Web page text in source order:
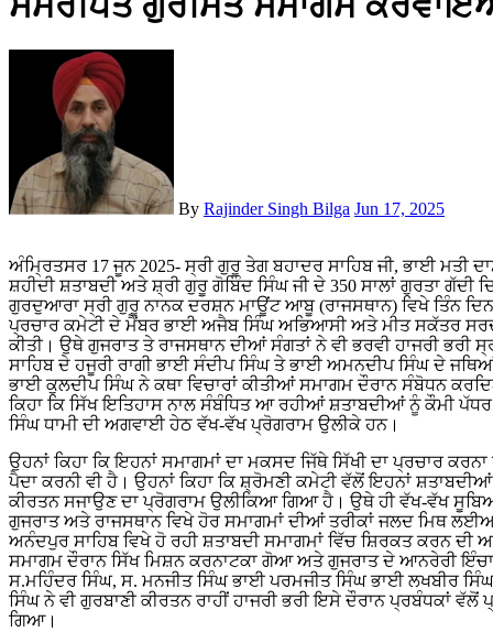
By Rajinder Singh Bilga Jun 17, 2025
ਅੰਮ੍ਰਿਤਸਰ 17 ਜੂਨ 2025- ਸ੍ਰੀ ਗੁਰੂ ਤੇਗ ਬਹਾਦਰ ਸਾਹਿਬ ਜੀ, ਭਾਈ ਮਤੀ ਦਾਸ ਜੀ, ਭਾਈ ਸਤੀ ਦਾਸ ਜੀ ਤੇ ਭਾਈ ਦਿਆਲਾ ਜੀ ਦੀ 350 ਸਾਲਾ
ਸ਼ਹੀਦੀ ਸ਼ਤਾਬਦੀ ਅਤੇ ਸ਼੍ਰੀ ਗੁਰੂ ਗੋਬਿੰਦ ਸਿੰਘ ਜੀ ਦੇ 350 ਸਾਲਾਂ ਗੁਰਤਾ
ਗੁਰਦੁਆਰਾ ਸ੍ਰੀ ਗੁਰੂ ਨਾਨਕ ਦਰਸ਼ਨ ਮਾਊਂਟ ਆਬੂ (ਰਾਜਸਥਾਨ) ਵਿਖੇ ਤਿੰਨ
ਪ੍ਰਚਾਰ ਕਮੇਟੀ ਦੇ ਮੈਂਬਰ ਭਾਈ ਅਜੈਬ ਸਿੰਘ ਅਭਿਆਸੀ ਅਤੇ ਮੀਤ ਸਕੱਤਰ
ਕੀਤੀ। ਉਥੇ ਗੁਜਰਾਤ ਤੇ ਰਾਜਸਥਾਨ ਦੀਆਂ ਸੰਗਤਾਂ ਨੇ ਵੀ ਭਰਵੀ ਹਾਜਰੀ
ਸਾਹਿਬ ਦੇ ਹਜੂਰੀ ਰਾਗੀ ਭਾਈ ਸੰਦੀਪ ਸਿੰਘ ਤੇ ਭਾਈ ਅਮਨਦੀਪ ਸਿੰਘ ਦੇ
ਭਾਈ ਕੁਲਦੀਪ ਸਿੰਘ ਨੇ ਕਥਾ ਵਿਚਾਰਾਂ ਕੀਤੀਆਂ ਸਮਾਗਮ ਦੌਰਾਨ ਸੰਬੋਧਨ
ਕਿਹਾ ਕਿ ਸਿੱਖ ਇਤਿਹਾਸ ਨਾਲ ਸੰਬੰਧਿਤ ਆ ਰਹੀਆਂ ਸ਼ਤਾਬਦੀਆਂ ਨੂੰ ਕੌਮੀ
ਸਿੰਘ ਧਾਮੀ ਦੀ ਅਗਵਾਈ ਹੇਠ ਵੱਖ-ਵੱਖ ਪ੍ਰੋਗਰਾਮ ਉਲੀਕੇ ਹਨ।
ਉਹਨਾਂ ਕਿਹਾ ਕਿ ਇਹਨਾਂ ਸਮਾਗਮਾਂ ਦਾ ਮਕਸਦ ਜਿੱਥੇ ਸਿੱਖੀ ਦਾ ਪ੍ਰਚਾਰ
ਪੈਦਾ ਕਰਨੀ ਵੀ ਹੈ। ਉਹਨਾਂ ਕਿਹਾ ਕਿ ਸ਼੍ਰੋਮਣੀ ਕਮੇਟੀ ਵੱਲੋਂ ਇਹਨਾਂ
ਕੀਰਤਨ ਸਜਾਉਣ ਦਾ ਪ੍ਰੋਗਰਾਮ ਉਲੀਕਿਆ ਗਿਆ ਹੈ। ਉਥੇ ਹੀ ਵੱਖ-ਵੱਖ
ਗੁਜਰਾਤ ਅਤੇ ਰਾਜਸਥਾਨ ਵਿਖੇ ਹੋਰ ਸਮਾਗਮਾਂ ਦੀਆਂ ਤਰੀਕਾਂ ਜਲਦ ਮਿਥ
ਅਨੰਦਪੁਰ ਸਾਹਿਬ ਵਿਖੇ ਹੋ ਰਹੀ ਸ਼ਤਾਬਦੀ ਸਮਾਗਮਾਂ ਵਿੱਚ ਸ਼ਿਰਕਤ ਕਰਨ ਦੀ
ਸਮਾਗਮ ਦੌਰਾਨ ਸਿੱਖ ਮਿਸ਼ਨ ਕਰਨਾਟਕਾ ਗੋਆ ਅਤੇ ਗੁਜਰਾਤ ਦੇ ਆਨਰੇਰੀ
ਸ.ਮਹਿੰਦਰ ਸਿੰਘ, ਸ. ਮਨਜੀਤ ਸਿੰਘ ਭਾਈ ਪਰਮਜੀਤ ਸਿੰਘ ਭਾਈ ਲਖਬੀਰ
ਸਿੰਘ ਨੇ ਵੀ ਗੁਰਬਾਣੀ ਕੀਰਤਨ ਰਾਹੀਂ ਹਾਜਰੀ ਭਰੀ ਇਸੇ ਦੌਰਾਨ ਪ੍ਰਬੰਧਕਾਂ
ਗਿਆ।